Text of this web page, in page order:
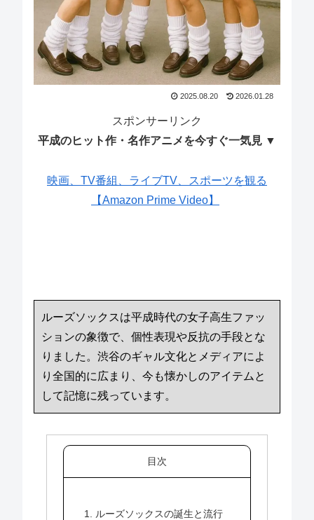
2025.08.20 2026.01.28
スポンサーリンク
平成のヒット作・名作アニメを今すぐ一気見 ▼
映画、TV番組、ライブTV、スポーツを観る
【Amazon Prime Video】
ルーズソックスは平成時代の女子高生ファッ
ションの象徴で、個性表現や反抗の手段とな
りました。渋谷のギャル文化とメディアによ
り全国的に広まり、今も懐かしのアイテムと
して記憶に残っています。
目次
1. ルーズソックスの誕生と流行